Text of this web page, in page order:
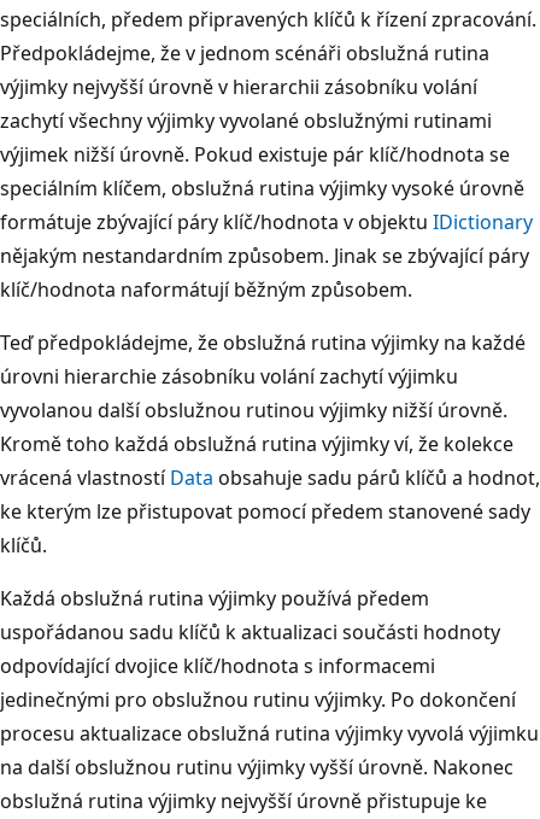
speciálních, předem připravených klíčů k řízení zpracování.
Předpokládejme, že v jednom scénáři obslužná rutina
výjimky nejvyšší úrovně v hierarchii zásobníku volání
zachytí všechny výjimky vyvolané obslužnými rutinami
výjimek nižší úrovně. Pokud existuje pár klíč/hodnota se
speciálním klíčem, obslužná rutina výjimky vysoké úrovně
formátuje zbývající páry klíč/hodnota v objektu IDictionary
nějakým nestandardním způsobem. Jinak se zbývající páry
klíč/hodnota naformátují běžným způsobem.
Teď předpokládejme, že obslužná rutina výjimky na každé
úrovni hierarchie zásobníku volání zachytí výjimku
vyvolanou další obslužnou rutinou výjimky nižší úrovně.
Kromě toho každá obslužná rutina výjimky ví, že kolekce
vrácená vlastnostíData obsahuje sadu párů klíčů a hodnot,
ke kterým lze přistupovat pomocí předem stanovené sady
klíčů.
Každá obslužná rutina výjimky používá předem
uspořádanou sadu klíčů k aktualizaci součásti hodnoty
odpovídající dvojice klíč/hodnota s informacemi
jedinečnými pro obslužnou rutinu výjimky. Po dokončení
procesu aktualizace obslužná rutina výjimky vyvolá výjimku
na další obslužnou rutinu výjimky vyšší úrovně. Nakonec
obslužná rutina výjimky nejvyšší úrovně přistupuje ke